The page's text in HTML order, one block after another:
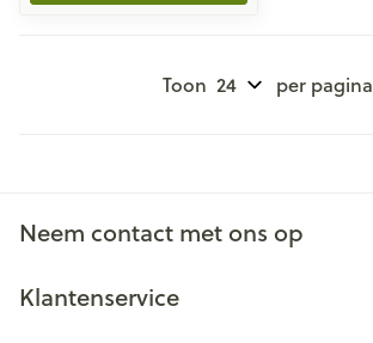
Toon per pagina
Neem contact met ons op
Klantenservice